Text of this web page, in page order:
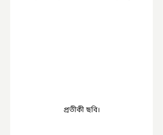
প্রতীকী ছবি।